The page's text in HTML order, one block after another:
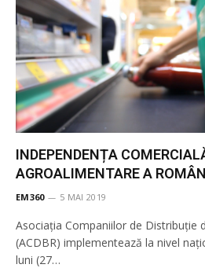
INDEPENDENȚA
AGROALIMENTARE A
EM360 5 MAI 2019
Asociaţia Companiilor de Distribuţie
(ACDBR) implementează la nivel
luni (27…